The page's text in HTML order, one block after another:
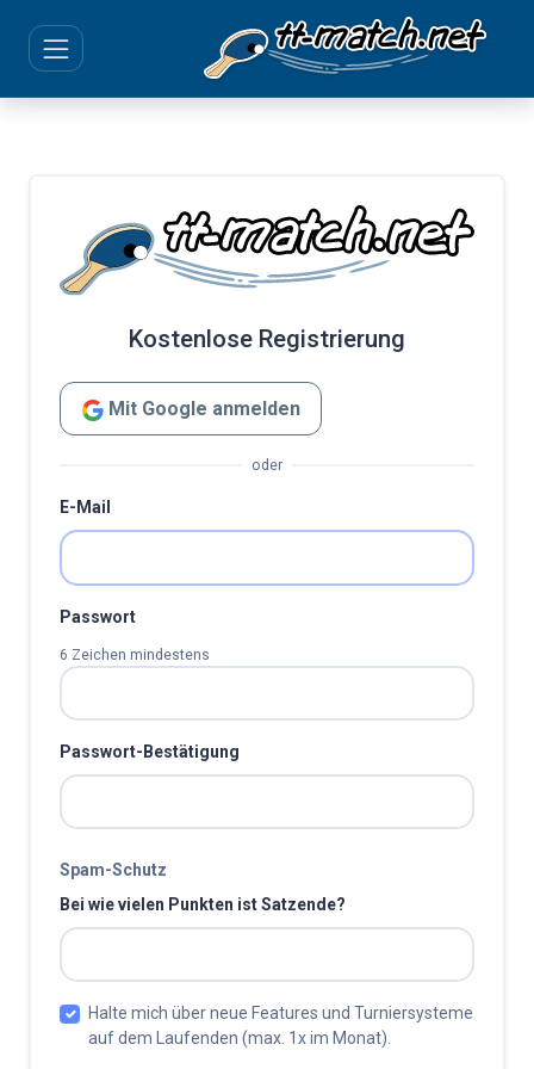
Kostenlose Registrierung
Mit Google anmelden
oder
E-Mail
Passwort
6 Zeichen mindestens
Passwort-Bestätigung
Spam-Schutz
Bei wie vielen Punkten ist Satzende?
Halte mich über neue Features und Turniersysteme
auf dem Laufenden (max. 1x im Monat).